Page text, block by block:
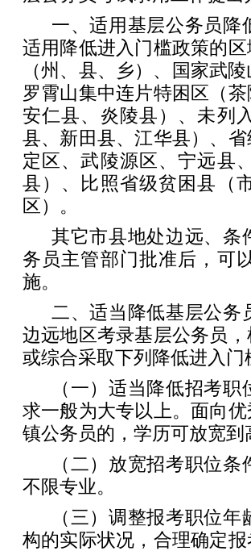
一、适用基层公务员降
适用降低进入门槛政策的
（州、县、乡）、国家武
罗霄山集中连片特困区（
安仁县、炎陵县）、未列
县、新田县、江华县）、
定区、武陵源区、宁远县
县）、比照省级贫困县（
区）。
其它市县地处边远、条
务员主管部门批准后，可
施。
二、适当降低基层公务
边远地区考录基层公务员
或综合采取下列降低进入
（一）适当降低招考
求一般为大专以上。面向
镇公务员的，学历可放宽到
（二）放宽招考职位
不限专业。
（三）调整报考职位
构的实际状况，合理确定